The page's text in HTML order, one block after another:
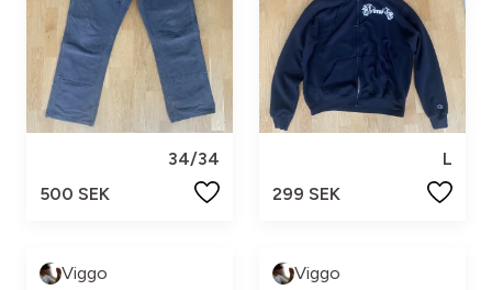
34/34
500 SEK
L
299 SEK
Viggo Viggo